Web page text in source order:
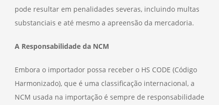
pode resultar em penalidades severas, incluindo multas
substanciais e até mesmo a apreensão da mercadoria.
A Responsabilidade da NCM
Embora o importador possa receber o HS CODE (Código
Harmonizado), que é uma classificação internacional, a
NCM usada na importação é sempre de responsabilidade